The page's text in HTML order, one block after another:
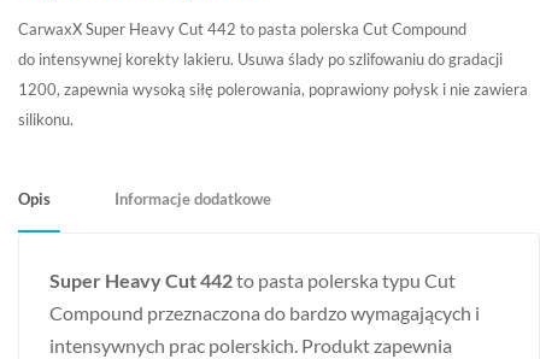
od
48,00 zł
do
CarwaxX Super Heavy Cut 442 to pasta polerska Cut Compound
do intensywnej korekty lakieru. Usuwa ślady po szlifowaniu do gradacji
1200, zapewnia wysoką siłę polerowania, poprawiony połysk i nie zawiera
silikonu.
Opis Informacje dodatkowe
Super Heavy Cut 442to pasta polerska typu Cut
Compound przeznaczona do bardzo wymagających i
intensywnych prac polerskich. Produkt zapewnia